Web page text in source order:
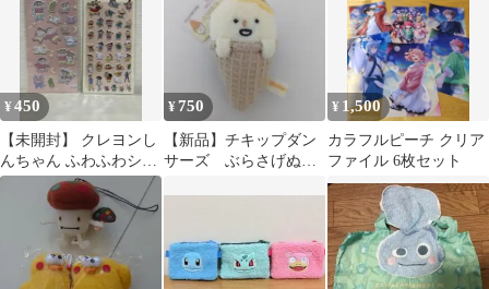
¥450
【未開封】 クレヨンし
んちゃん ふわふわシー
ル ましゅまろシール シ
¥ 750
【新品】チキップダン
サーズ ぶらさげぬい
¥ 1,500
カラフルピーチ クリア
ファイル 6枚セット